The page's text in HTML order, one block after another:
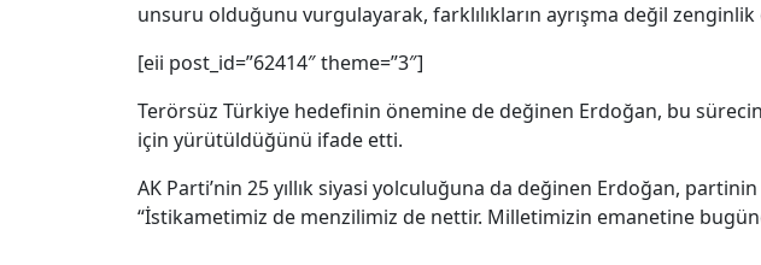
unsuru olduğunu vurgulayarak, farklılıkların ayrışma değil
[eii post_id=”62414″ theme=”3″]
Terörsüz Türkiye hedefinin önemine de değinen Erdoğan, bu
için yürütüldüğünü ifade etti.
AK Parti’nin 25 yıllık siyasi yolculuğuna da değinen Erdoğan,
“İstikametimiz de menzilimiz de nettir. Milletimizin emanetine